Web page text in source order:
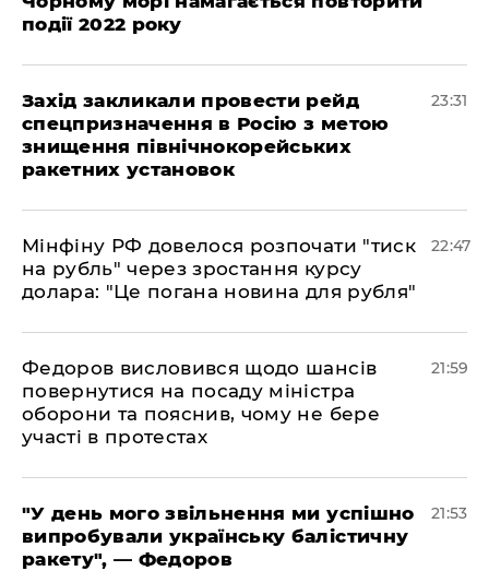
події 2022 року
​Захід закликали провести рейд
спецпризначення в Росію з метою
знищення північнокорейських
ракетних установок
23:31
​Мінфіну РФ довелося розпочати "тиск
на рубль" через зростання курсу
долара: "Це погана новина для рубля"
22:47
​Федоров висловився щодо шансів
повернутися на посаду міністра
оборони та пояснив, чому не бере
участі в протестах
21:59
​"У день мого звільнення ми успішно
випробували українську балістичну
ракету", — Федоров
21:53